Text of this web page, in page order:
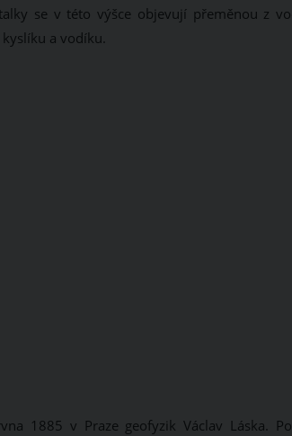
se v této výšce objevují přeměnou z
a vodíku.
1885 v Praze geofyzik Václav Láska.